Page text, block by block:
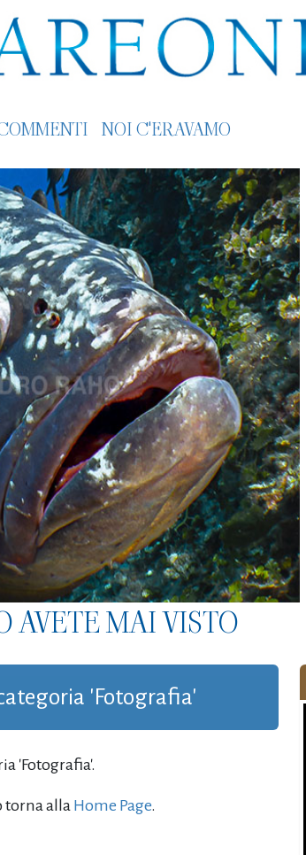
NOI C'ERAVAMO
AVETE MAI VISTO
'Fotografia'
'Fotografia'.
torna alla Home Page.